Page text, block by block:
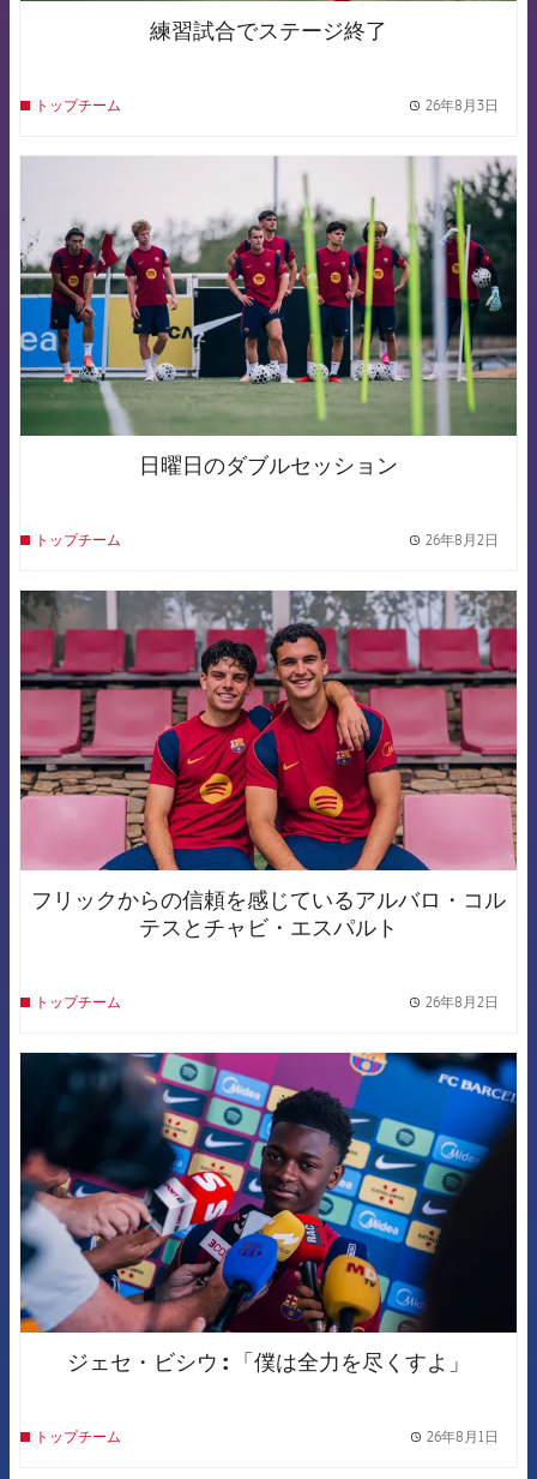
練習試合でステージ終了
トップチーム 26年8月3日
日曜日のダブルセッション
トップチーム 26年8月2日
FCB Barcelona badge
フリックからの信頼を感じているアルバロ・コル
テスとチャビ・エスパルト
トップチーム 26年8月2日
FCB Barcelona badge
ジェセ・ビシウ : 「僕は全力を尽くすよ」
トップチーム 26年8月1日